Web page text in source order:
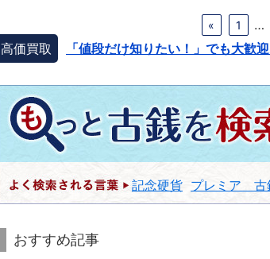
« 1 …
高価買取 「値段だけ知りたい！」でも大歓
記念硬貨 プレミア 古
おすすめ記事